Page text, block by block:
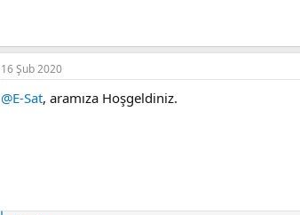
16 Şub 2020
@E-Sat, aramıza Hoşgeldiniz.